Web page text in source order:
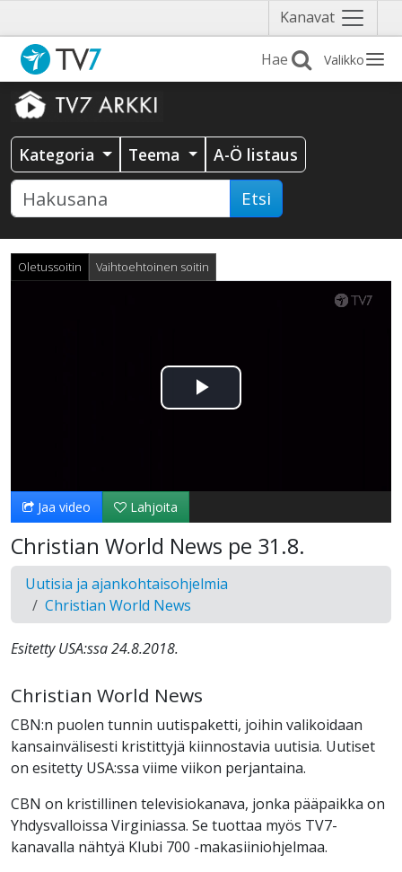
Kanavat Näytä
valikko
Valikko
Kategoria Teema A-Ö listaus
Etsi
Oletussoitin Vaihtoehtoinen soitin
Toista
Jaa video Lahjoita
Christian World News pe 31.8.
Uutisia ja ajankohtaisohjelmia
Christian World News
Esitetty USA:ssa 24.8.2018.
Christian World News
CBN:n puolen tunnin uutispaketti, joihin valikoidaan
kansainvälisesti kristittyjä kiinnostavia uutisia. Uutiset
on esitetty USA:ssa viime viikon perjantaina.
CBN on kristillinen televisiokanava, jonka pääpaikka on
Yhdysvalloissa Virginiassa. Se tuottaa myös TV7-
kanavalla nähtyä Klubi 700 -makasiiniohjelmaa.